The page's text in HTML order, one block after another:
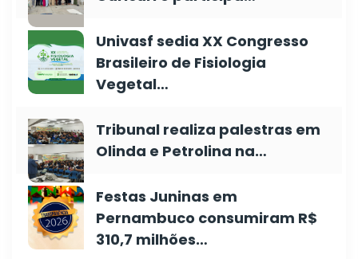
Univasf sedia XX Congresso
Brasileiro de Fisiologia
Vegetal…
Tribunal realiza palestras em
Olinda e Petrolina na…
Festas Juninas em
Pernambuco consumiram R$
310,7 milhões…